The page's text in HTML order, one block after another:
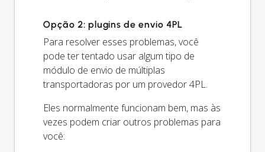
Opção 2: plugins de envio 4PL
Para resolver esses problemas, você
pode ter tentado usar algum tipo de
módulo de envio de múltiplas
transportadoras por um provedor 4PL.
Eles normalmente funcionam bem, mas às
vezes podem criar outros problemas para
você: